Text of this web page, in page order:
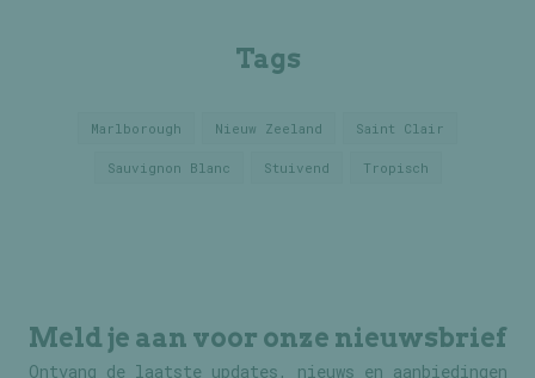
Tags
Marlborough Nieuw Zeeland Saint Clair
Sauvignon Blanc Stuivend Tropisch
Meld je aan voor onze nieuwsbrief
Ontvang de laatste updates, nieuws en aanbiedingen